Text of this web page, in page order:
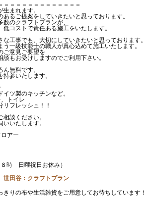
＝＝＝＝＝＝＝＝＝＝＝＝＝
まれます。
るご提案をしていきたいと思っております。
のクラフトプランが、
コストで責任ある施工をいたします。
な工事でも、大切にしていきたいと思っております。
一級技能士の職人が真心込めて施工いたします。
ご意見ご要望を
もお受けしますのでご利用下さい。
無料です。
参いたします。
ツ製のキッチンなど。
トイレ
フレッシュ！！
談ください。
いたします。
アー
時 日曜祝日お休み）
田谷：クラフトプラン
きりの布や生活雑貨をご用意してお待ちしています！